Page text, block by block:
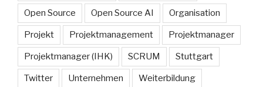
Open Source Open Source AI Organisation
Projekt Projektmanagement Projektmanager
Projektmanager (IHK) SCRUM Stuttgart
Twitter Unternehmen Weiterbildung